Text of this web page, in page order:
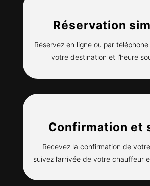
Réservation
Réservez en ligne ou par
votre destination et l’heure
Confirmation et
Recevez la confirmation de
suivez l’arrivée de votre chauffeur